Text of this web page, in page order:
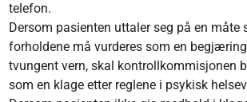
telefon.
Dersom pasienten uttaler seg på en måte
forholdene må vurderes som en
tvungent vern, skal kontrollkommisjonen
som en klage etter reglene i psykisk